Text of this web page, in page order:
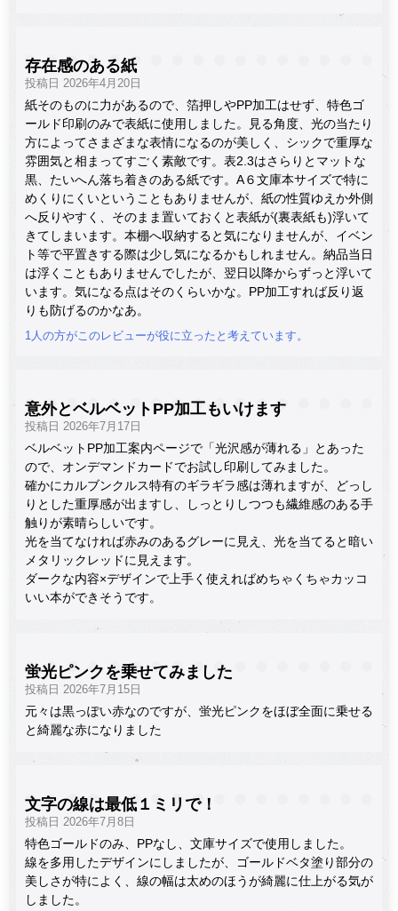
存在感のある紙
投稿日 2026年4月20日
紙そのものに力があるので、箔押しやPP加工はせず、特色ゴ
ールド印刷のみで表紙に使用しました。見る角度、光の当たり
方によってさまざまな表情になるのが美しく、シックで重厚な
雰囲気と相まってすごく素敵です。表2.3はさらりとマットな
黒、たいへん落ち着きのある紙です。A６文庫本サイズで特に
めくりにくいということもありませんが、紙の性質ゆえか外側
へ反りやすく、そのまま置いておくと表紙が(裏表紙も)浮いて
きてしまいます。本棚へ収納すると気になりませんが、イベン
ト等で平置きする際は少し気になるかもしれません。納品当日
は浮くこともありませんでしたが、翌日以降からずっと浮いて
います。気になる点はそのくらいかな。PP加工すれば反り返
りも防げるのかなあ。
1人の方がこのレビューが役に立ったと考えています。
意外とベルベットPP加工もいけます
投稿日 2026年7月17日
ベルベットPP加工案内ページで「光沢感が薄れる」とあった
ので、オンデマンドカードでお試し印刷してみました。
確かにカルブンクルス特有のギラギラ感は薄れますが、どっし
りとした重厚感が出ますし、しっとりしつつも繊維感のある手
触りが素晴らしいです。
光を当てなければ赤みのあるグレーに見え、光を当てると暗い
メタリックレッドに見えます。
ダークな内容×デザインで上手く使えればめちゃくちゃカッコ
いい本ができそうです。
蛍光ピンクを乗せてみました
投稿日 2026年7月15日
元々は黒っぽい赤なのですが、蛍光ピンクをほぼ全面に乗せる
と綺麗な赤になりました
文字の線は最低１ミリで！
投稿日 2026年7月8日
特色ゴールドのみ、PPなし、文庫サイズで使用しました。
線を多用したデザインにしましたが、ゴールドベタ塗り部分の
美しさが特によく、線の幅は太めのほうが綺麗に仕上がる気が
しました。